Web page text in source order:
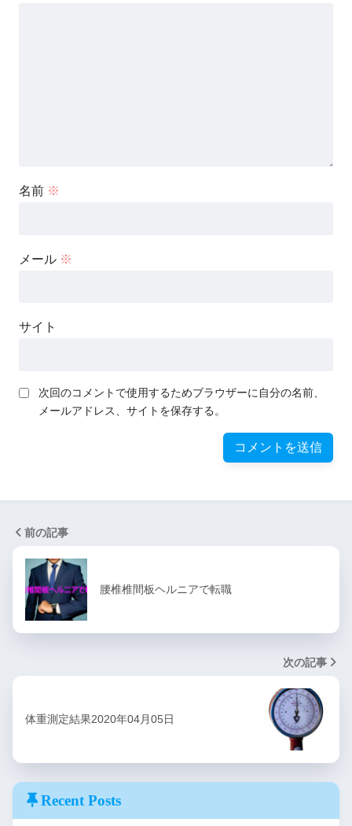
名前 ※
メール ※
サイト
次回のコメントで使用するためブラウザーに自分の名前、
メールアドレス、サイトを保存する。
前の記事
腰椎椎間板ヘルニアで転職
次の記事
体重測定結果2020年04月05日
Recent Posts